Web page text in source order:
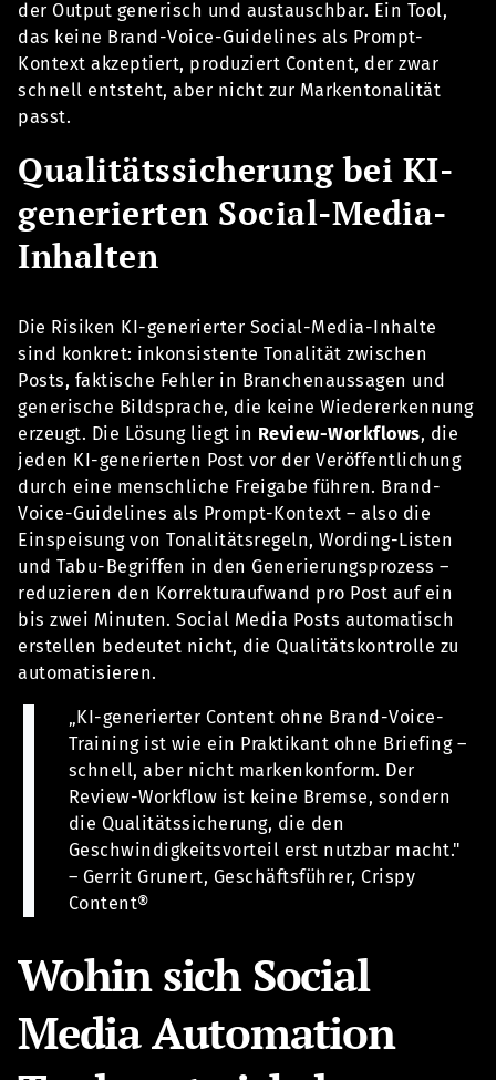
der Output generisch und austauschbar. Ein Tool,
das keine Brand-Voice-Guidelines als Prompt-
Kontext akzeptiert, produziert Content, der zwar
schnell entsteht, aber nicht zur Markentonalität
passt.
Qualitätssicherung bei KI-
generierten Social-Media-
Inhalten
Die Risiken KI-generierter Social-Media-Inhalte
sind konkret: inkonsistente Tonalität zwischen
Posts, faktische Fehler in Branchenaussagen und
generische Bildsprache, die keine Wiedererkennung
erzeugt. Die Lösung liegt in Review-Workflows, die
jeden KI-generierten Post vor der Veröffentlichung
durch eine menschliche Freigabe führen. Brand-
Voice-Guidelines als Prompt-Kontext – also die
Einspeisung von Tonalitätsregeln, Wording-Listen
und Tabu-Begriffen in den Generierungsprozess –
reduzieren den Korrekturaufwand pro Post auf ein
bis zwei Minuten. Social Media Posts automatisch
erstellen bedeutet nicht, die Qualitätskontrolle zu
automatisieren.
„KI-generierter Content ohne Brand-Voice-
Training ist wie ein Praktikant ohne Briefing –
schnell, aber nicht markenkonform. Der
Review-Workflow ist keine Bremse, sondern
die Qualitätssicherung, die den
Geschwindigkeitsvorteil erst nutzbar macht."
– Gerrit Grunert, Geschäftsführer, Crispy
Content®
Wohin sich Social
Media Automation